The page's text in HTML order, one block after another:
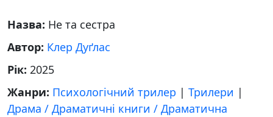
Назва: Не та сестра
Автор: Клер Дуґлас
Рік: 2025
Жанри: Психологічний трилер | Трилери |
Драма / Драматичні книги / Драматична